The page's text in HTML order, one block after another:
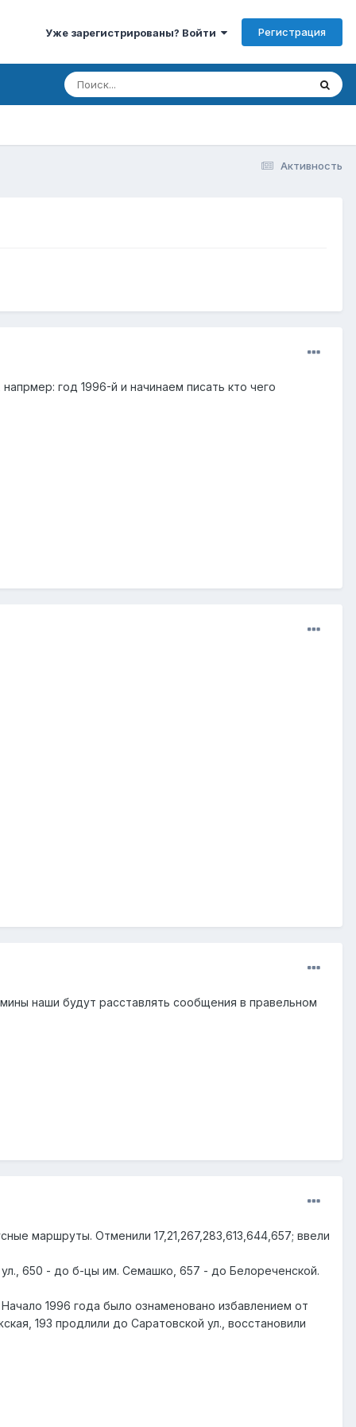
Уже зарегистрированы? Войти Регистрация
Активность
год 1996-й и начинаем писать кто чего
наши будут расставлять сообщения в правельном
маршруты. Отменили 17,21,267,283,613,644,657; ввели
650 - до б-цы им. Семашко, 657 - до Белореченской.
1996 года было ознаменовано избавлением от
193 продлили до Саратовской ул., восстановили